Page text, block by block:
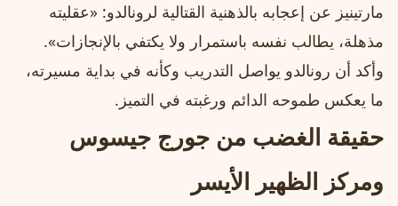
مارتينيز عن إعجابه بالذهنية القتالية لرونالدو: «عقليته
مذهلة، يطالب نفسه باستمرار ولا يكتفي بالإنجازات».
وأكد أن رونالدو يواصل التدريب وكأنه في بداية مسيرته،
ما يعكس طموحه الدائم ورغبته في التميز.
حقيقة الغضب من جورج جيسوس
ومركز الظهير الأيسر